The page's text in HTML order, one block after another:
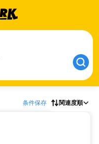
条件保存 関連度順